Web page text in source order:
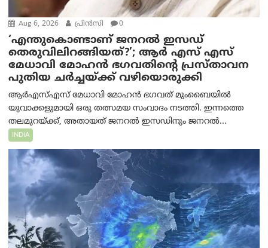
Aug 6, 2026 പ്രിന്‍സി 0
‘എന്തുകൊണ്ടാണ് ജനറൽ ഇസഡ്
തെരുവിലിറങ്ങിയത്?’; ആര്‍ എസ് എസ്
മേധാവി മോഹൻ ഭഗവതിന്റെ പ്രസ്താവന
പുതിയ ചര്‍ച്ചയ്ക്ക് വഴിയൊരുക്കി
ആർ‌എസ്‌എസ് മേധാവി മോഹൻ ഭഗവത് മുംബൈയിൽ
യുവാക്കളുമായി ഒരു തത്സമയ സംവാദം നടത്തി. ഇന്നത്തെ
തലമുറയ്ക്ക്, അതായത് ജനറൽ ഇസഡിനും ജനറൽ...
INDIA